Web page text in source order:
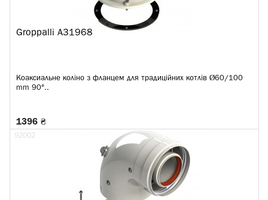
Groppalli A31968
Коаксиальне коліно з фланцем для традиційних котлів Ø60/100
mm 90°..
1396 ₴
92002